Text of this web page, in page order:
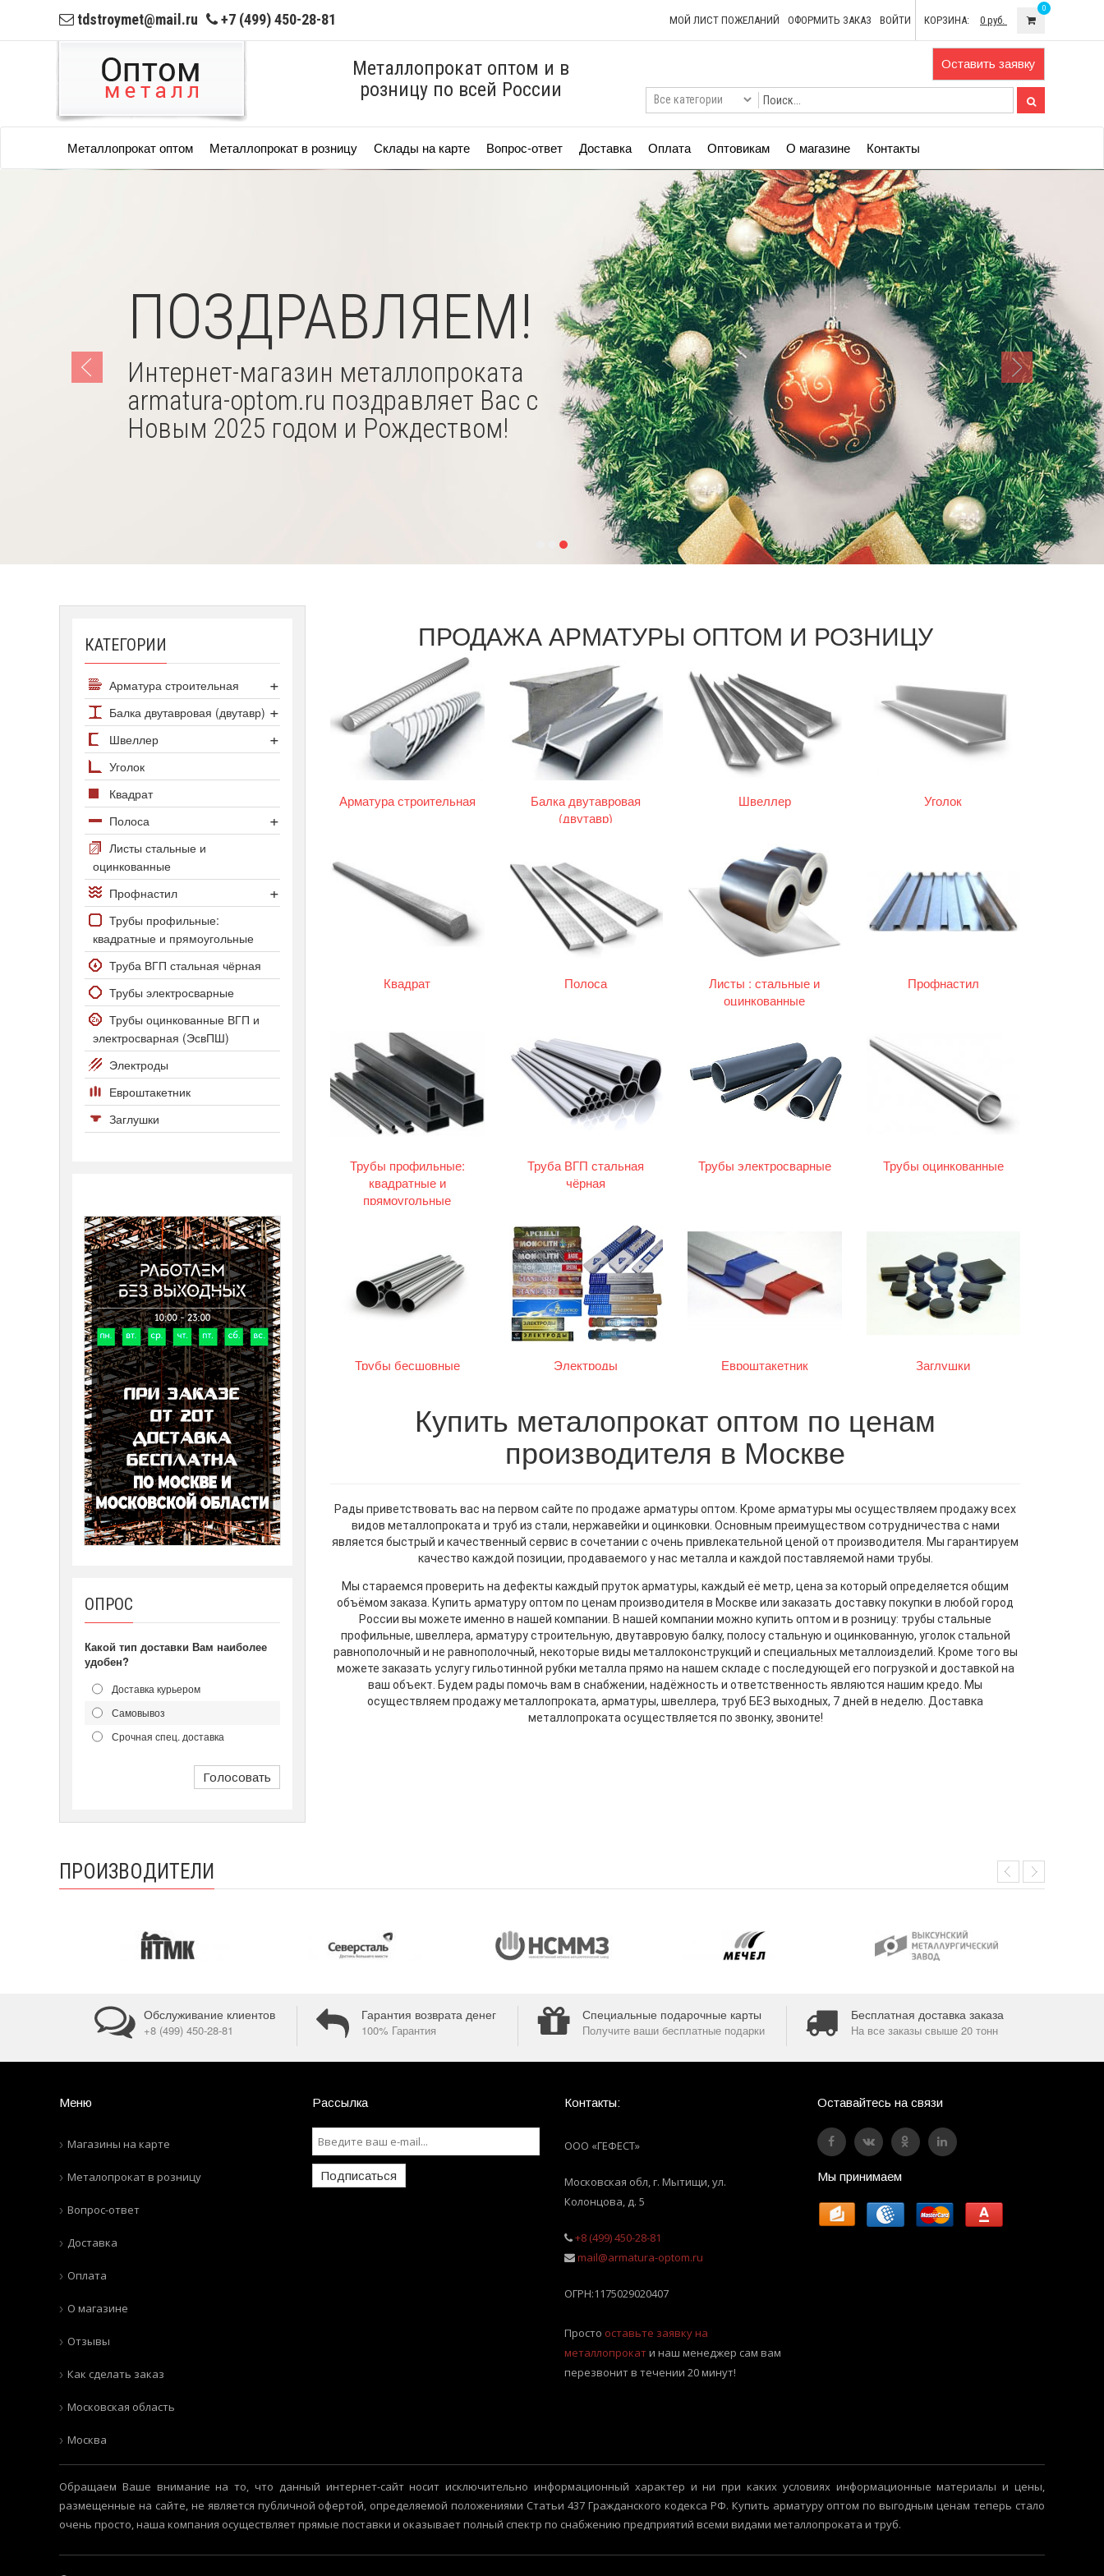
tdstroymet@mail.ru +7 (499) 450-28-81 МОЙ ЛИСТ ПОЖЕЛАНИЙ ОФОРМИТЬ ЗАКАЗ ВОЙТИ КОРЗИНА: 0 руб.
0
Металлопрокат оптом и в
розницу по всей России
Оставить заявку
Металлопрокат оптом Металлопрокат в розницу Склады на карте Вопрос-ответ Доставка Оплата Оптовикам О магазине Контакты
ПОЗДРАВЛЯЕМ!
Интернет-магазин металлопроката
armatura-optom.ru поздравляет Вас с
Новым 2025 годом и Рождеством!
КАТЕГОРИИ
Арматура строительная
Арматура А500С
Арматура А1
Арматура А3 25Г2С
Арматура А3 35ГС
Арматура Ат800
Балка двутавровая (двутавр)
Сортамент двутавров
Двутавр колонный
Двутавр нормальный
Двутавр широкополочный
Швеллер
Швеллер гнутый
Швеллер горячекатаный
Уголок
Квадрат
Полоса
Полоса стальная
Полоса оцинкованная
Листы стальные и
оцинкованные
Профнастил
Профнастил С-8
Профнастил С20 и С21
Трубы профильные:
квадратные и прямоугольные
Труба ВГП стальная чёрная
Трубы электросварные
Трубы оцинкованные ВГП и
электросварная (ЭсвПШ)
Электроды
Евроштакетник
Заглушки
ОПРОС
Какой тип доставки Вам наиболее
удобен?
Доставка курьером
Самовывоз
Срочная спец. доставка
Голосовать
ПРОДАЖА АРМАТУРЫ ОПТОМ И РОЗНИЦУ
Арматура строительная
Балка двутавровая
(двутавр)
Швеллер Уголок
Квадрат Полоса
Листы : стальные и
оцинкованные
Профнастил
Трубы профильные:
квадратные и
прямоугольные
Труба ВГП стальная
чёрная
Трубы электросварные Трубы оцинкованные
Трубы бесшовные Электроды Евроштакетник Заглушки
Купить металопрокат оптом по ценам
производителя в Москве
Рады приветствовать вас на первом сайте по продаже арматуры оптом. Кроме арматуры мы осуществляем продажу всех
видов металлопроката и труб из стали, нержавейки и оцинковки. Основным преимуществом сотрудничества с нами
является быстрый и качественный сервис в сочетании с очень привлекательной ценой от производителя. Мы гарантируем
качество каждой позиции, продаваемого у нас металла и каждой поставляемой нами трубы.
Мы стараемся проверить на дефекты каждый пруток арматуры, каждый её метр, цена за который определяется общим
объёмом заказа. Купить арматуру оптом по ценам производителя в Москве или заказать доставку покупки в любой город
России вы можете именно в нашей компании. В нашей компании можно купить оптом и в розницу: трубы стальные
профильные, швеллера, арматуру строительную, двутавровую балку, полосу стальную и оцинкованную, уголок стальной
равнополочный и не равнополочный, некоторые виды металлоконструкций и специальных металлоизделий. Кроме того вы
можете заказать услугу гильотинной рубки металла прямо на нашем складе с последующей его погрузкой и доставкой на
ваш объект. Будем рады помочь вам в снабжении, надёжность и ответственность являются нашим кредо. Мы
осуществляем продажу металлопроката, арматуры, швеллера, труб БЕЗ выходных, 7 дней в неделю. Доставка
металлопроката осуществляется по звонку, звоните!
ПРОИЗВОДИТЕЛИ
Обслуживание клиентов
+8 (499) 450-28-81
Гарантия возврата денег
100% Гарантия
Специальные подарочные карты
Получите ваши бесплатные подарки
Бесплатная доставка заказа
На все заказы свыше 20 тонн
Меню
Магазины на карте
Металопрокат в розницу
Вопрос-ответ
Доставка
Оплата
О магазине
Отзывы
Как сделать заказ
Московская область
Москва
Рассылка
Подписаться
Контакты:
ООО «ГЕФЕСТ»
Московская обл, г. Мытищи ул.
Колонцова, д. 5
+8 (499) 450-28-81
mail@armatura-optom.ru
ОГРН:1175029020407
Просто оставьте заявку на
металлопрокати наш менеджер сам вам
перезвонит в течении 20 минут!
Оставайтесь на связи
Мы принимаем
Обращаем Ваше внимание на то, что данный интернет-сайт носит исключительно информационный характер и ни при каких условиях информационные материалы и цены,
размещенные на сайте, не является публичной офертой, определяемой положениями Статьи 437 Гражданского кодекса РФ. Купить арматуру оптом по выгодным ценам теперь стало
очень просто, наша компания осуществляет прямые поставки и оказывает полный спектр по снабжению предприятий всеми видами металлопроката и труб.